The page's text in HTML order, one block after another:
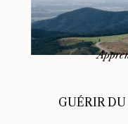
GUÉRIR